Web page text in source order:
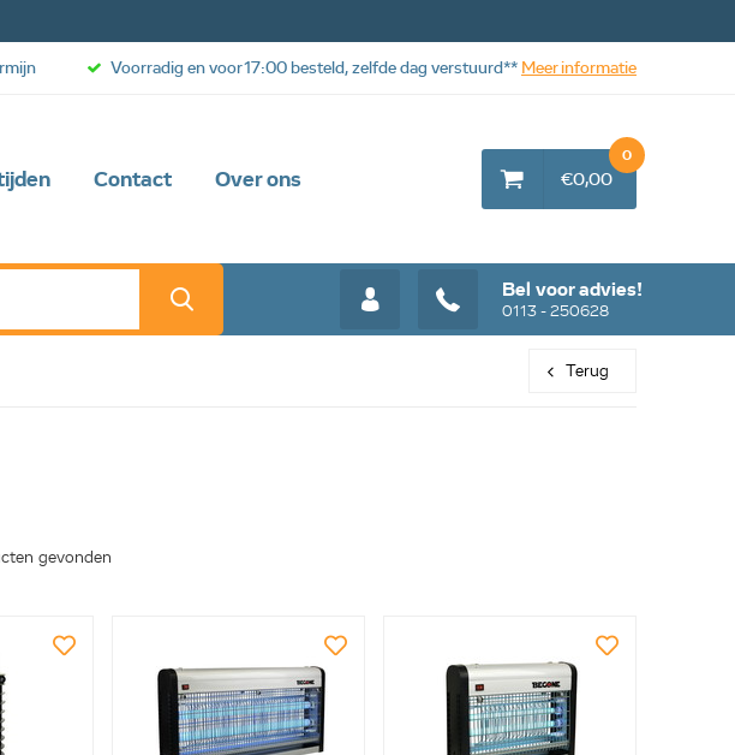
Contact Over ons
Bel voor advies!
0113 - 250628
€0,00
0
Voorradig en voor 17:00 besteld, zelfde dag verstuurd** Meer informatie
Terug
gevonden